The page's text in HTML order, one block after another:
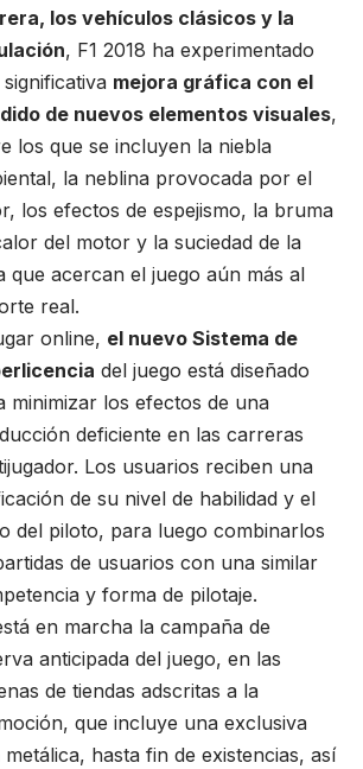
los vehículos clásicos y la
, F1 2018 ha experimentado
mejora gráfica con el
de nuevos elementos visuales,
los que se incluyen la niebla
la neblina provocada por el
los efectos de espejismo, la bruma
del motor y la suciedad de la
que acercan el juego aún más al
real.
online, el nuevo Sistema de
del juego está diseñado
minimizar los efectos de una
deficiente en las carreras
Los usuarios reciben una
de su nivel de habilidad y el
del piloto, para luego combinarlos
de usuarios con una similar
y forma de pilotaje.
en marcha la campaña de
anticipada del juego, en las
de tiendas adscritas a la
que incluye una exclusiva
metálica, hasta fin de existencias, así